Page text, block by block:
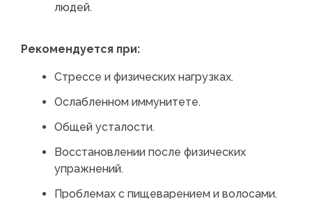
людей.
Рекомендуется при:
Стрессе и физических нагрузках.
Ослабленном иммунитете.
Общей усталости.
Восстановлении после физических
упражнений.
Проблемах с пищеварением и волосами.